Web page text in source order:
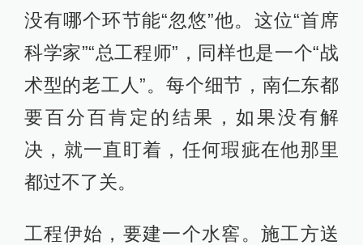
没有哪个环节能“忽悠”他。这位“首席
科学家”“总工程师”，同样也是一个“战
术型的老工人”。每个细节，南仁东都
要百分百肯定的结果，如果没有解
决，就一直盯着，任何瑕疵在他那里
都过不了关。
工程伊始，要建一个水窖。施工方送